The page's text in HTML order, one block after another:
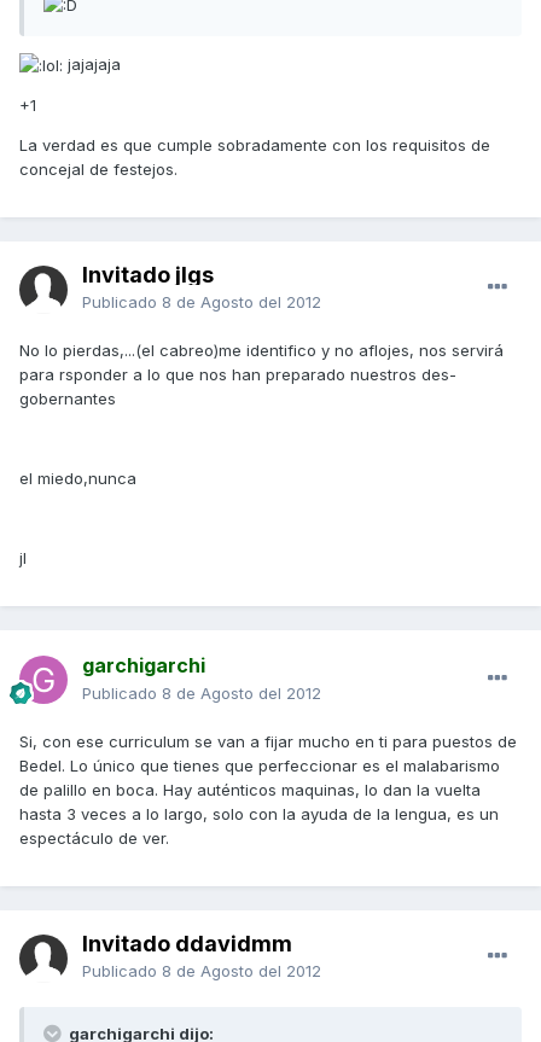
jajajaja
+1
La verdad es que cumple sobradamente con los requisitos de
concejal de festejos.
Invitado jlgs
Publicado 8 de Agosto del 2012
No lo pierdas,...(el cabreo)me identifico y no aflojes, nos servirá
para rsponder a lo que nos han preparado nuestros des-
gobernantes
el miedo,nunca
jl
garchigarchi
Publicado 8 de Agosto del 2012
Si, con ese curriculum se van a fijar mucho en ti para puestos de
Bedel. Lo único que tienes que perfeccionar es el malabarismo
de palillo en boca. Hay auténticos maquinas, lo dan la vuelta
hasta 3 veces a lo largo, solo con la ayuda de la lengua, es un
espectáculo de ver.
Invitado ddavidmm
Publicado 8 de Agosto del 2012
garchigarchi dijo: